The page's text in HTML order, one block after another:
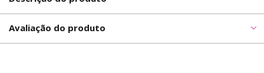
Avaliação do produto